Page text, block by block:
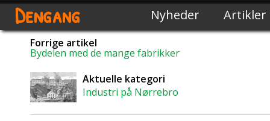
Dengang Nyheder Artikler
Forrige artikel
Bydelen med de mange fabrikker
Aktuelle kategori
Industri på Nørrebro